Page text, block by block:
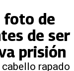
foto de
de ser
prisión
rapado